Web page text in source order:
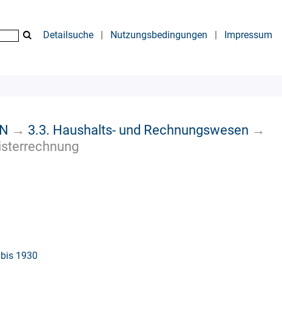
Detailsuche | Nutzungsbedingungen | Impressum
→ 3.3. Haushalts- und Rechnungswesen →
1930